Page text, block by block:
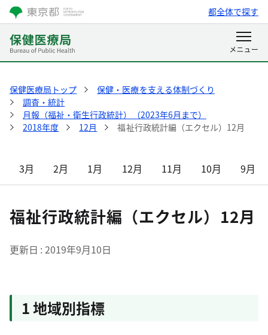
都全体で探す
保健医療局トップ
保健・医療を支える体制づくり
調査・統計
月報（福祉・衛生行政統計）（2023年6月まで）
2018年度
12月 福祉行政統計編（エクセル）12月
3月 2月 1月 12月 11月 10月 9月
福祉行政統計編（エクセル）12月
更新日 2019年9月10日
1 地域別指標